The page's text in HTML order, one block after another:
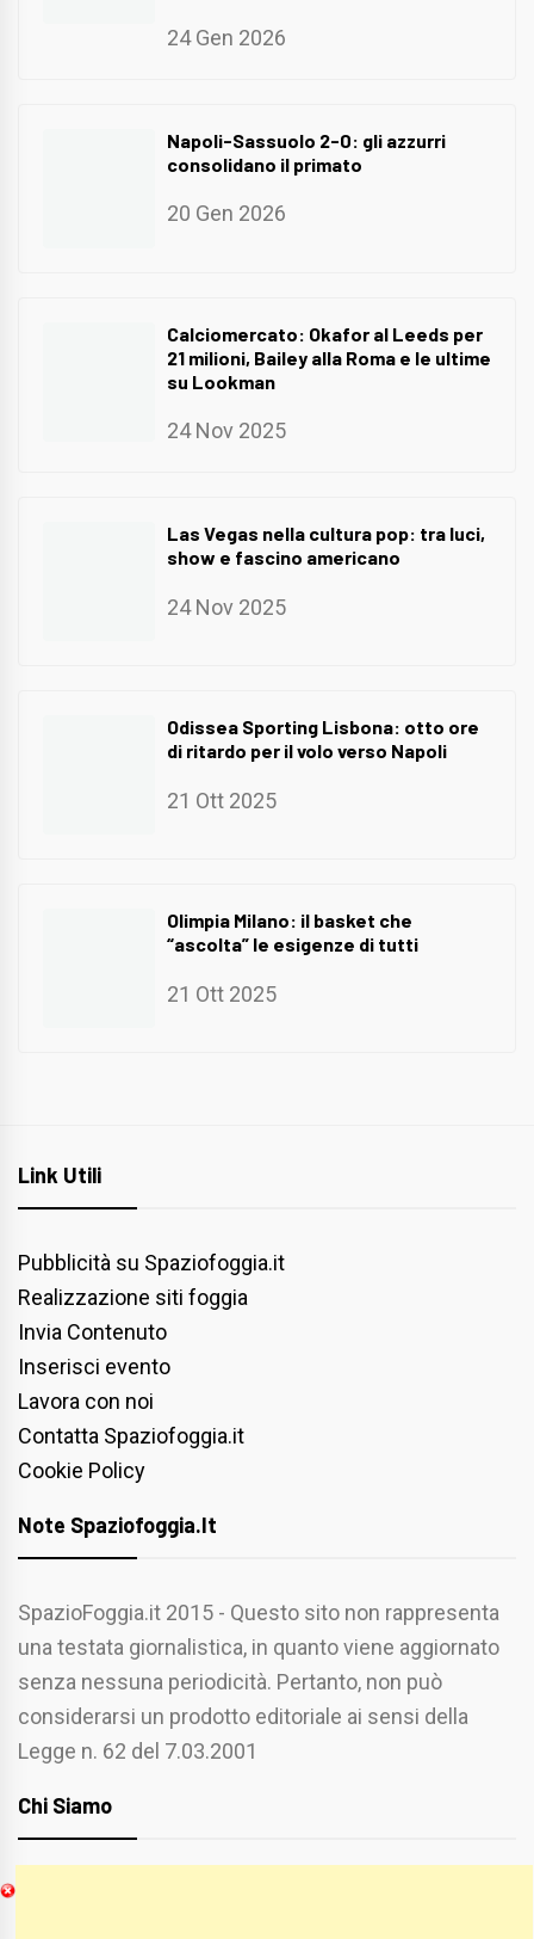
24 Gen 2026
Napoli-Sassuolo 2-0: gli azzurri
consolidano il primato
20 Gen 2026
Calciomercato: Okafor al Leeds per
21 milioni, Bailey alla Roma e le ultime
su Lookman
24 Nov 2025
Las Vegas nella cultura pop: tra luci,
show e fascino americano
24 Nov 2025
Odissea Sporting Lisbona: otto ore
di ritardo per il volo verso Napoli
21 Ott 2025
Olimpia Milano: il basket che
“ascolta” le esigenze di tutti
21 Ott 2025
Link Utili
Pubblicità su Spaziofoggia.it
Realizzazione siti foggia
Invia Contenuto
Inserisci evento
Lavora con noi
Contatta Spaziofoggia.it
Cookie Policy
Note Spaziofoggia.it
SpazioFoggia.it 2015 - Questo sito non rappresenta
una testata giornalistica, in quanto viene aggiornato
senza nessuna periodicità. Pertanto, non può
considerarsi un prodotto editoriale ai sensi della
Legge n. 62 del 7.03.2001
Chi Siamo